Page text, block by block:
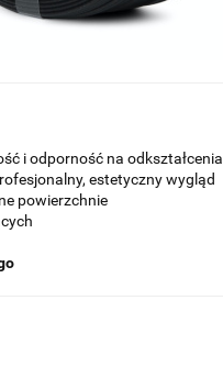
i odporność na odkształcenia
estetyczny wygląd
powierzchnie